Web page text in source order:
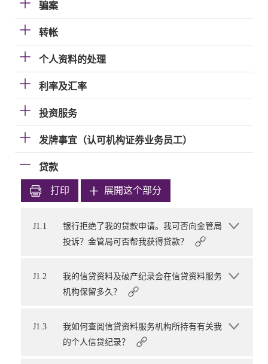
骗案
转帐
个人资料的处理
利率及汇率
投资服务
发牌事宜（认可机构证券业务员工）
贷款
打印 展開这个部分
J1.1
银行拒绝了我的贷款申请。我可否向金管局
投诉？金管局可否帮我获得贷款？
J1.2
我的信贷资料及破产纪录会在信贷资料服务
机构保留多久？
J1.3
我如何查阅信贷资料服务机构所持有有关我
的个人信贷纪录？